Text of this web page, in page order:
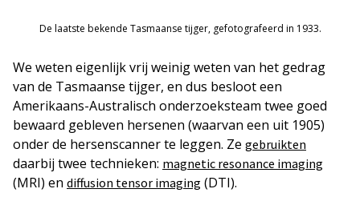
De laatste bekende Tasmaanse tijger, gefotografeerd in 1933.
We weten eigenlijk vrij weinig weten van het gedrag
van de Tasmaanse tijger, en dus besloot een
Amerikaans-Australisch onderzoeksteam twee goed
bewaard gebleven hersenen (waarvan een uit 1905)
onder de hersenscanner te leggen. Ze gebruikten
daarbij twee technieken: magnetic resonance imaging
(MRI) en diffusion tensor imaging (DTI).